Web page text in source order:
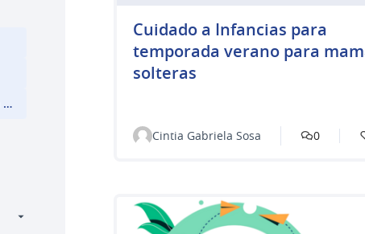
Cuidado a Infancias para
temporada verano para
solteras
Cintia Gabriela Sosa 0